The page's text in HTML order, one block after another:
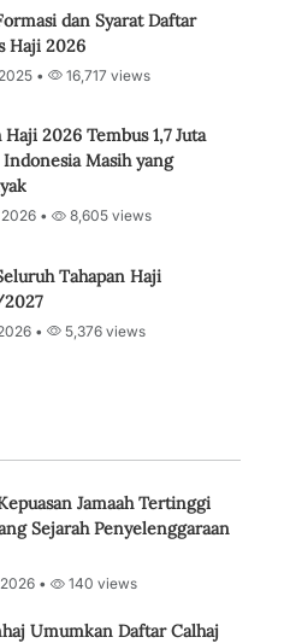
dan Syarat Daftar
Haji 2026
• 16,717 views
Haji 2026 Tembus 1,7 Juta
Masih yang
• 8,605 views
Tahapan Haji
• 5,376 views
Jamaah Tertinggi
Sejarah Penyelenggaraan
• 140 views
Umumkan Daftar Calhaj